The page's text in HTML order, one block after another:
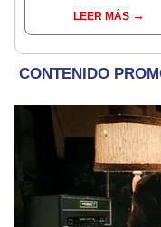
denunciarlo por
tocamientos: “Me
LEER MÁS